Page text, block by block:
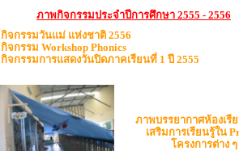
กิจกรรมวันแม่ แห่งชาติ 2556
กิจกรรม Workshop Phonics
กิจกรรมการแสดงวันปิดภาคเรียนที่ 1 ปี 2555
ภาพบรรยากาศห้องเรี
เสริมการเรียนรู้ใน
โครงการต่าง ๆ
ภาพกิจกรรมประจำปีการศึกษา 2555 - 2556